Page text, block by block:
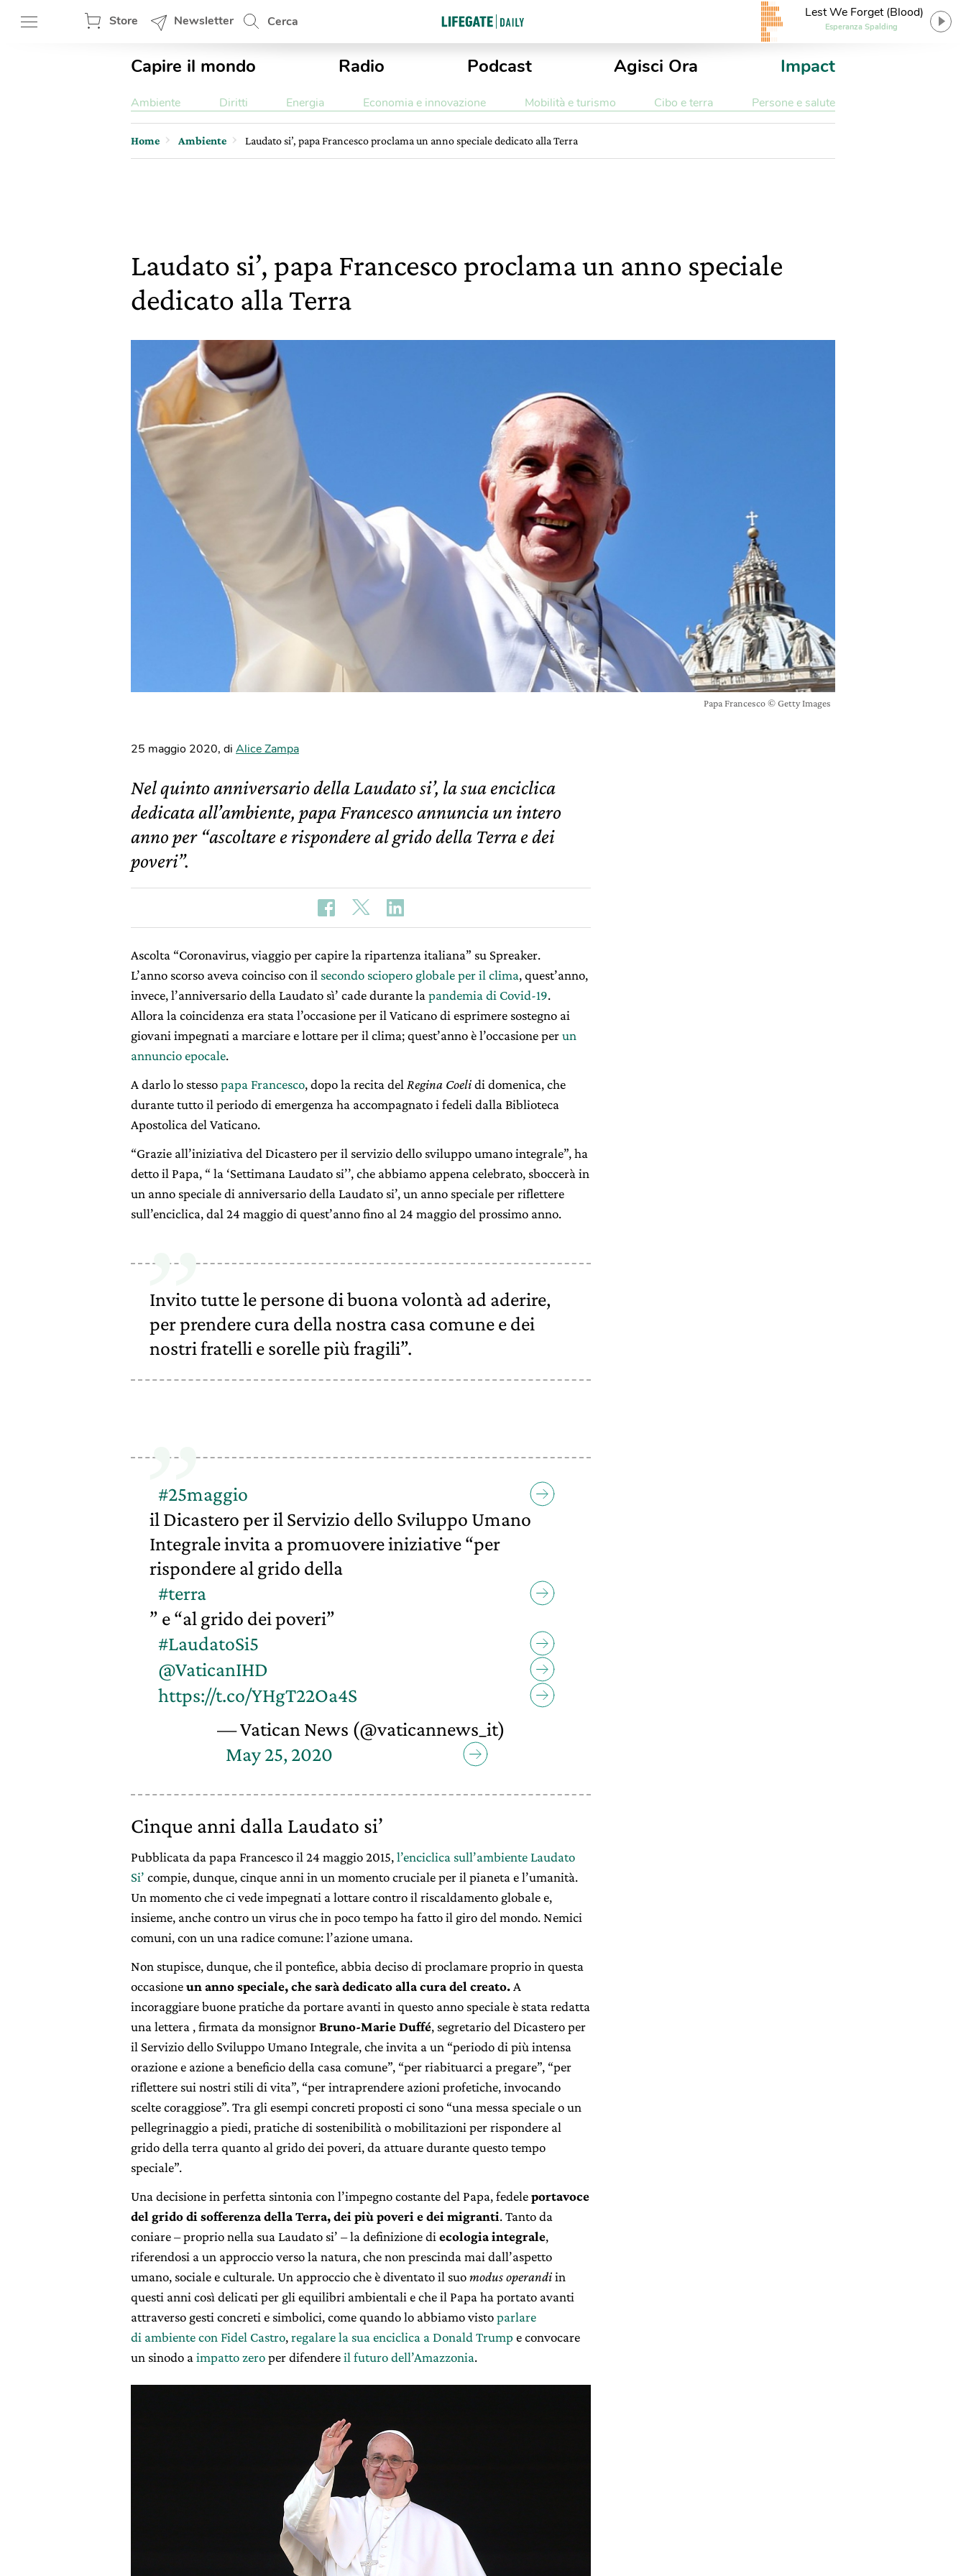
Store Newsletter Cerca
Lest We Forget (Blood)
Esperanza Spalding
Capire il mondo Radio Podcast Agisci Ora Impact
Ambiente Diritti Energia Economia e innovazione Mobilità e turismo Cibo e terra Persone e salute
Home Ambiente Laudato si’, papa Francesco proclama un anno speciale dedicato alla Terra
Laudato si’, papa Francesco proclama un anno speciale
dedicato alla Terra
Papa Francesco © Getty Images
25 maggio 2020, di Alice Zampa
Nel quinto anniversario della Laudato si’, la sua enciclica
dedicata all’ambiente, papa Francesco annuncia un intero
anno per “ascoltare e rispondere al grido della Terra e dei
poveri”.
Ascolta “Coronavirus, viaggio per capire la ripartenza italiana” su Spreaker.
L’anno scorso aveva coinciso con il secondo sciopero globale per il clima, quest’anno,
invece, l’anniversario della Laudato sì’ cade durante la pandemia di Covid-19.
Allora la coincidenza era stata l’occasione per il Vaticano di esprimere sostegno ai
giovani impegnati a marciare e lottare per il clima; quest’anno è l’occasione perun
annuncio epocale.
A darlo lo stessopapa Francesco, dopo la recita del Regina Coelidi domenica, che
durante tutto il periodo di emergenza ha accompagnato i fedeli dalla Biblioteca
Apostolica del Vaticano.
“Grazie all’iniziativa del Dicastero per il servizio dello sviluppo umano integrale”, ha
detto il Papa, “ la ‘Settimana Laudato si’’, che abbiamo appena celebrato, sboccerà in
un anno speciale di anniversario della Laudato si’, un anno speciale per riflettere
sull’enciclica, dal 24 maggio di quest’anno fino al 24 maggio del prossimo anno.
Invito tutte le persone di buona volontà ad aderire,
per prendere cura della nostra casa comune e dei
nostri fratelli e sorelle più fragili”.
#25maggio
il Dicastero per il Servizio dello Sviluppo Umano
Integrale invita a promuovere iniziative “per
rispondere al grido della
#terra
” e “al grido dei poveri”
#LaudatoSi5
@VaticanIHD
https://t.co/YHgT22Oa4S
— Vatican News (@vaticannews_it)
May 25, 2020
Cinque anni dalla Laudato si’
Pubblicata da papa Francesco il 24 maggio 2015,l’enciclica sull’ambiente Laudato
Si’ compie, dunque, cinque anni in un momento cruciale per il pianeta e l’umanità.
Un momento che ci vede impegnati a lottare contro il riscaldamento globale e,
insieme, anche contro un virus che in poco tempo ha fatto il giro del mondo. Nemici
comuni, con un una radice comune: l’azione umana.
Non stupisce, dunque, che il pontefice, abbia deciso di proclamare proprio in questa
occasioneun anno speciale, che sarà dedicato alla cura del creato. A
incoraggiare buone pratiche da portare avanti in questo anno speciale è stata redatta
una lettera , firmata da monsignorBruno-Marie Duffé, segretario del Dicastero per
il Servizio dello Sviluppo Umano Integrale, che invita a un “periodo di più intensa
orazione e azione a beneficio della casa comune”, “per riabituarci a pregare”, “per
riflettere sui nostri stili di vita”, “per intraprendere azioni profetiche, invocando
scelte coraggiose”. Tra gli esempi concreti proposti ci sono “una messa speciale o un
pellegrinaggio a piedi, pratiche di sostenibilità o mobilitazioni per rispondere al
grido della terra quanto al grido dei poveri, da attuare durante questo tempo
speciale”.
Una decisione in perfetta sintonia con l’impegno costante del Papa, fedeleportavoce
del grido di sofferenza della Terra, dei più poveri e dei migranti. Tanto da
coniare – proprio nella sua Laudato si’ – la definizione di ecologia integrale,
riferendosi a un approccio verso la natura, che non prescinda mai dall’aspetto
umano, sociale e culturale. Un approccio che è diventato il suomodus operandiin
questi anni così delicati per gli equilibri ambientali e che il Papa ha portato avanti
attraverso gesti concreti e simbolici, come quando lo abbiamo vistoparlare
di ambiente con Fidel Castro,regalare la sua enciclica a Donald Trumpe convocare
un sinodo a impatto zeroper difendereil futuro dell’Amazzonia.